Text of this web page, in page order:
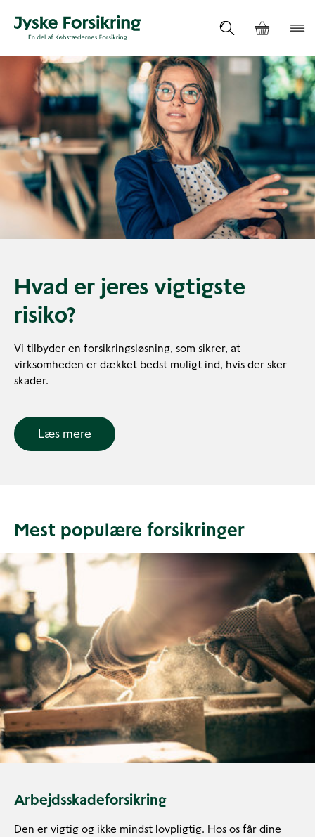
Hvad er jeres vigtigste
risiko?
Vi tilbyder en forsikringsløsning, som sikrer, at
virksomheden er dækket bedst muligt ind, hvis der sker
skader.
Læs mere
Mest populære forsikringer
Arbejdsskadeforsikring
Den er vigtig og ikke mindst lovpligtig. Hos os får dine